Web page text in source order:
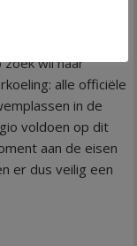
zoek wil naar
alle officiële
in de
voldoen op dit
aan de eisen
er dus veilig een